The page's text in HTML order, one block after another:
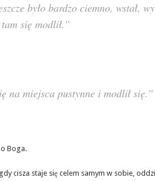
było bardzo ciemno, wstał,
się modlił.”
na miejsca pustynne i modlił się.”
Boga.
cisza staje się celem samym w sobie,